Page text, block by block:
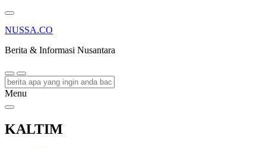
NUSSA.CO
Berita & Informasi Nusantara
Menu
KALTIM